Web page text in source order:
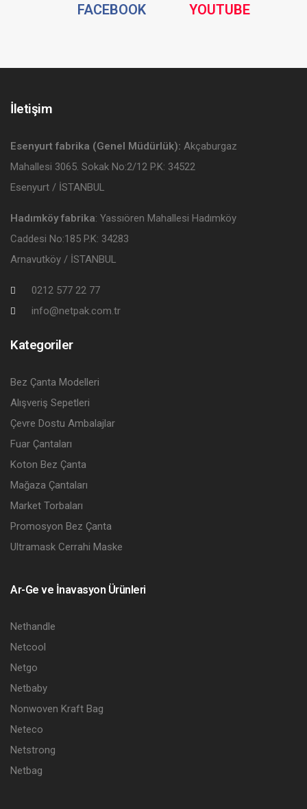
FACEBOOKSocial YOUTUBESocial
Ar-Ge ve İnavasyon Ürünleri
Nethandle
Netcool
Netgo
Netbaby
Nonwoven Kraft Bag
Neteco
Netstrong
Netbag
Kategoriler
Bez Çanta Modelleri
Alışveriş Sepetleri
Çevre Dostu Ambalajlar
Fuar Çantaları
Koton Bez Çanta
Mağaza Çantaları
Market Torbaları
Promosyon Bez Çanta
Ultramask Cerrahi Maske
İletişim
Esenyurt fabrika (Genel Müdürlük): Akçaburgaz
Mahallesi 3065. Sokak No:2/12 P.K: 34522
Esenyurt / İSTANBUL
Hadımköy fabrika: Yassıören Mahallesi Hadımköy
Caddesi No:185 P.K: 34283
Arnavutköy / İSTANBUL
0212 577 22 77
info@netpak.com.tr